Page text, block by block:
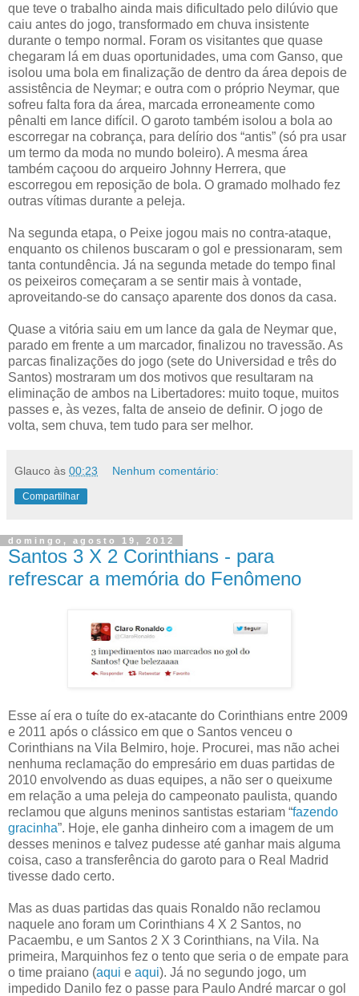
que teve o trabalho ainda mais dificultado pelo dilúvio que
caiu antes do jogo, transformado em chuva insistente
durante o tempo normal. Foram os visitantes que quase
chegaram lá em duas oportunidades, uma com Ganso, que
isolou uma bola em finalização de dentro da área depois de
assistência de Neymar; e outra com o próprio Neymar, que
sofreu falta fora da área, marcada erroneamente como
pênalti em lance difícil. O garoto também isolou a bola ao
escorregar na cobrança, para delírio dos “antis” (só pra usar
um termo da moda no mundo boleiro). A mesma área
também caçoou do arqueiro Johnny Herrera, que
escorregou em reposição de bola. O gramado molhado fez
outras vítimas durante a peleja.
Na segunda etapa, o Peixe jogou mais no contra-ataque,
enquanto os chilenos buscaram o gol e pressionaram, sem
tanta contundência. Já na segunda metade do tempo final
os peixeiros começaram a se sentir mais à vontade,
aproveitando-se do cansaço aparente dos donos da casa.
Quase a vitória saiu em um lance da gala de Neymar que,
parado em frente a um marcador, finalizou no travessão. As
parcas finalizações do jogo (sete do Universidad e três do
Santos) mostraram um dos motivos que resultaram na
eliminação de ambos na Libertadores: muito toque, muitos
passes e, às vezes, falta de anseio de definir. O jogo de
volta, sem chuva, tem tudo para ser melhor.
Glauco às 00:23 Nenhum comentário:
Compartilhar
domingo, agosto 19, 2012
Santos 3 X 2 Corinthians - para
refrescar a memória do Fenômeno
Esse aí era o tuíte do ex-atacante do Corinthians entre 2009
e 2011 após o clássico em que o Santos venceu o
Corinthians na Vila Belmiro, hoje. Procurei, mas não achei
nenhuma reclamação do empresário em duas partidas de
2010 envolvendo as duas equipes, a não ser o queixume
em relação a uma peleja do campeonato paulista, quando
reclamou que alguns meninos santistas estariam “fazendo
gracinha”. Hoje, ele ganha dinheiro com a imagem de um
desses meninos e talvez pudesse até ganhar mais alguma
coisa, caso a transferência do garoto para o Real Madrid
tivesse dado certo.
Mas as duas partidas das quais Ronaldo não reclamou
naquele ano foram um Corinthians 4 X 2 Santos, no
Pacaembu, e um Santos 2 X 3 Corinthians, na Vila. Na
primeira, Marquinhos fez o tento que seria o de empate para
o time praiano (aqui e aqui). Já no segundo jogo, um
impedido Danilo fez o passe para Paulo André marcar o gol